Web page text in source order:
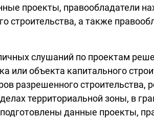
проекты, правообладатели
строительства, а также
слушаний по проектам
или объекта капитального
разрешенного строительства,
территориальной зоны, в
данные проекты,